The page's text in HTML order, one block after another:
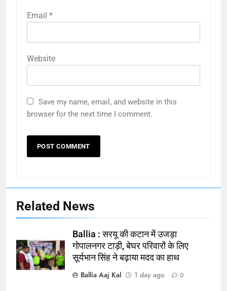
Email *
Website
Save my name, email, and website in this
browser for the next time I comment.
Related News
Ballia : सरयू की कटान में उजड़ा
गोपालनगर टाड़ी, बेघर परिवारों के लिए
सूर्यभान सिंह ने बढ़ाया मदद का हाथ
Ballia Aaj Kal
1 day ago 0